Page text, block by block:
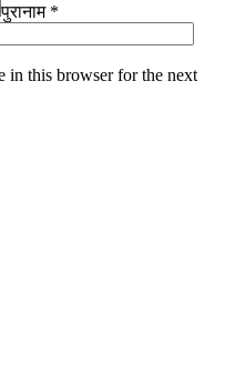
पुरानाम *
in this browser for the next